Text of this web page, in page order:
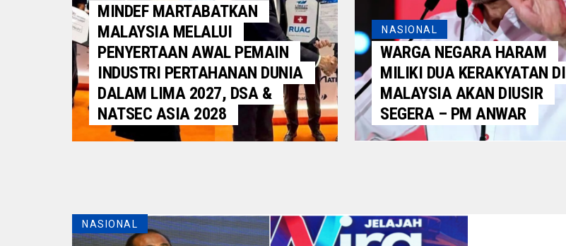
MINDEF MARTABATKAN
MALAYSIA MELALUI
PENYERTAAN AWAL PEMAIN
INDUSTRI PERTAHANAN DUNIA
DALAM LIMA 2027, DSA &
NATSEC ASIA 2028
NASIONAL
WARGA NEGARA HARAM
MILIKI DUA KERAKYATAN DI
MALAYSIA AKAN DIUSIR
SEGERA – PM ANWAR
NASIONAL